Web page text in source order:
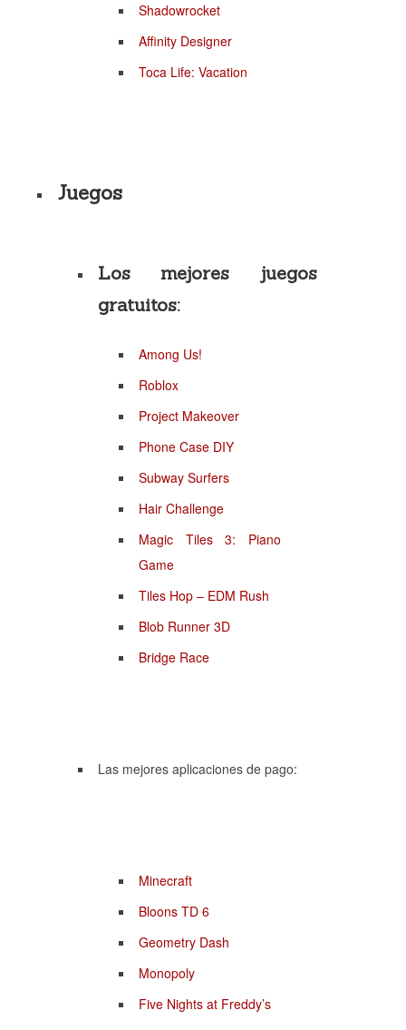
Shadowrocket
Affinity Designer
Toca Life: Vacation
Juegos
Los mejores juegos
gratuitos:
Among Us!
Roblox
Project Makeover
Phone Case DIY
Subway Surfers
Hair Challenge
Magic Tiles 3: Piano
Game
Tiles Hop – EDM Rush
Blob Runner 3D
Bridge Race
Las mejores aplicaciones de pago:
Minecraft
Bloons TD 6
Geometry Dash
Monopoly
Five Nights at Freddy’s